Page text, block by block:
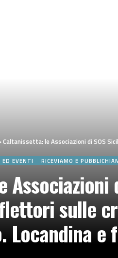
Caltanissetta: le Associazioni di SOS Sicilia
ED EVENTI RICEVIAMO E
sulle
e